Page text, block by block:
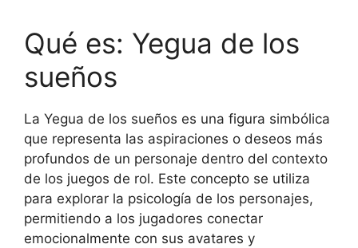
Qué es: Yegua de los
sueños
La Yegua de los sueños es una figura simbólica
que representa las aspiraciones o deseos más
profundos de un personaje dentro del contexto
de los juegos de rol. Este concepto se utiliza
para explorar la psicología de los personajes,
permitiendo a los jugadores conectar
emocionalmente con sus avatares y